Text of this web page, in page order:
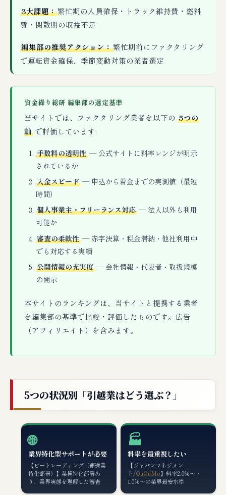
3大課題：繁忙期の人員確保・トラック維持費・燃料
費・閑散期の収益不足
編集部の推奨アクション：繁忙期前にファクタリング
で運転資金確保、季節変動対策の業者選定
資金繰り総研 編集部の選定基準
当サイトでは、ファクタリング業者を以下の5つの
軸 で評価しています:
手数料の透明性— 公式サイトに料率レンジが明示
されているか
入金スピード— 申込から着金までの実測値（最短
時間）
個人事業主・フリーランス対応— 法人以外も利用
可能か
審査の柔軟性— 赤字決算・税金滞納・他社利用中
でも対応する実績
公開情報の充実度— 会社情報・代表者・取扱規模
の開示
本サイトのランキングは、当サイトと提携する業者
を編集部の基準で比較・評価したものです。広告
（アフィリエイト）を含みます。
5つの状況別「引越業はどう選ぶ？」
🌐
業界特化型サポートが必要
【ビートレーディング（運送業
特化部署）】業種特化部署あ
り、業界実態を理解した審査
🏭
料率を最重視したい
【ジャパンマネジメン
ト/QuQuMo】料率2.0%〜・
1.0%〜の業界最安水準